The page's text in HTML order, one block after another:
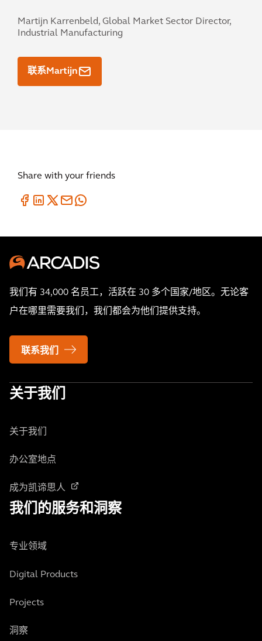
Martijn Karrenbeld, Global Market Sector Director,
Industrial Manufacturing
联系Martijn
Share with your friends
我们有 34,000 名员工，活跃在 30 多个国家/地区。无论客
户在哪里需要我们，我们都会为他们提供支持。
联系我们
关于我们
关于我们
办公室地点
成为凯谛思人
我们的服务和洞察
专业领域
Digital Products
Projects
洞察